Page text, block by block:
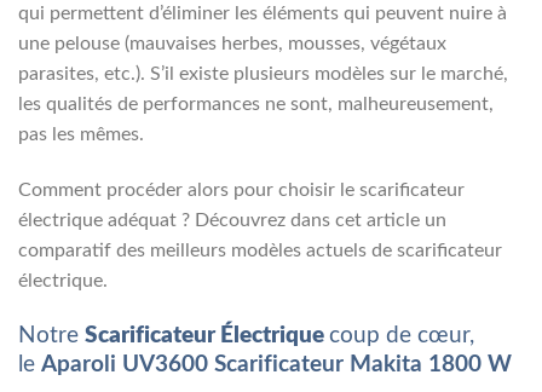
qui permettent d’éliminer les éléments qui peuvent nuire à
une pelouse (mauvaises herbes, mousses, végétaux
parasites, etc.). S’il existe plusieurs modèles sur le marché,
les qualités de performances ne sont, malheureusement,
pas les mêmes.
Comment procéder alors pour choisir le scarificateur
électrique adéquat ? Découvrez dans cet article un
comparatif des meilleurs modèles actuels de scarificateur
électrique.
Notre Scarificateur Électrique coup de cœur,
le Aparoli UV3600 Scarificateur Makita 1800 W